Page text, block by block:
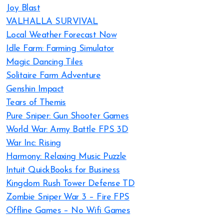
Joy Blast
VALHALLA SURVIVAL
Local Weather Forecast Now
Idle Farm: Farming Simulator
Magic Dancing Tiles
Solitaire Farm Adventure
Genshin Impact
Tears of Themis
Pure Sniper: Gun Shooter Games
World War: Army Battle FPS 3D
War Inc: Rising
Harmony: Relaxing Music Puzzle
Intuit QuickBooks for Business
Kingdom Rush Tower Defense TD
Zombie Sniper War 3 – Fire FPS
Offline Games – No Wifi Games